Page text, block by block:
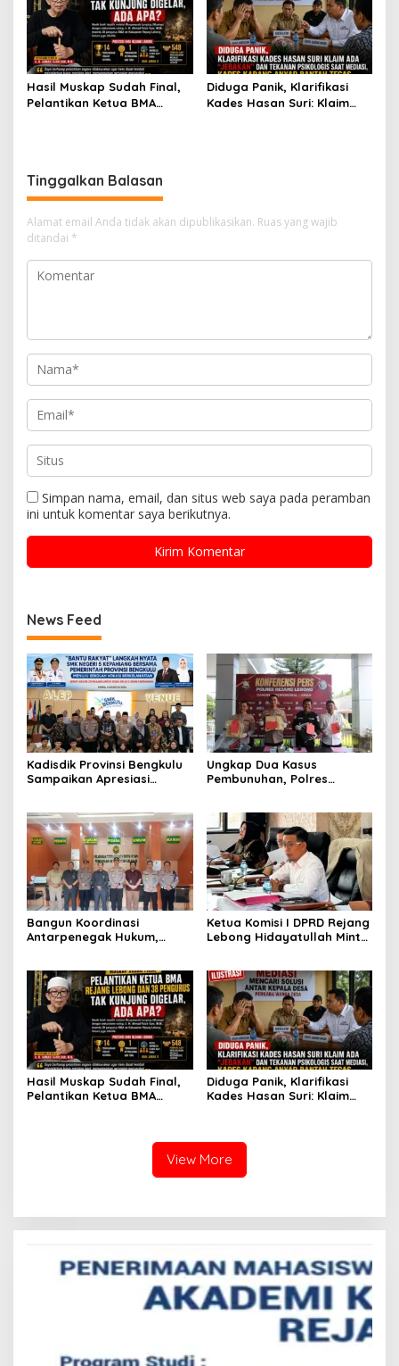
Hasil Muskap Sudah Final,
Pelantikan Ketua BMA
Diduga Panik, Klarifikasi
Kades Hasan Suri: Klaim
Tinggalkan Balasan
Alamat email Anda tidak akan dipublikasikan. Ruas yang wajib
ditandai *
Simpan nama, email, dan situs web saya pada peramban
ini untuk komentar saya berikutnya.
News Feed
Kadisdik Provinsi Bengkulu
Sampaikan Apresiasi
Kepahiang Bagikan 215
Sepatu Dan Baju Gratis
Ungkap Dua Kasus
Pembunuhan, Polres
Tersangka
Bangun Koordinasi
Antarpenegak Hukum,
Ketua Komisi I DPRD Rejang
Lebong Hidayatullah Minta
Hasil Muskap Sudah Final,
Pelantikan Ketua BMA
Diduga Panik, Klarifikasi
Kades Hasan Suri: Klaim
Anyar Bantah Tegas
View More